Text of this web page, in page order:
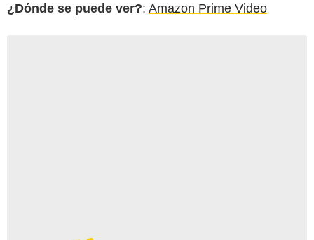
¿Dónde se puede ver?: Amazon Prime Video